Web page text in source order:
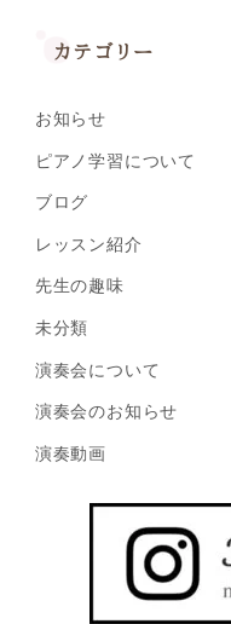
カテゴリー
お知らせ
ピアノ学習について
ブログ
レッスン紹介
先生の趣味
未分類
演奏会について
演奏会のお知らせ
演奏動画